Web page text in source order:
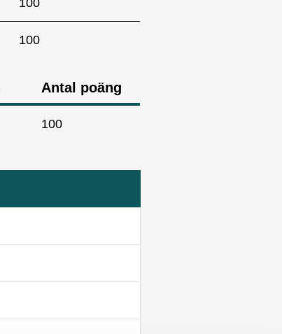
100
100
Antal poäng
100